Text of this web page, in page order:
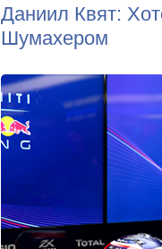
Даниил Квят:
Шумахером